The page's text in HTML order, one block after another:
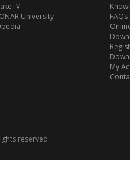
University
FAQs
My
reserved